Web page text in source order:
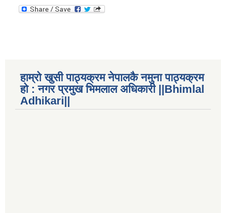
हाम्रो खुसी पाठ्यक्रम नेपालकै नमुना पाठ्यक्रम
हो : नगर प्रमुख भिमलाल अधिकारी ||Bhimlal
Adhikari||